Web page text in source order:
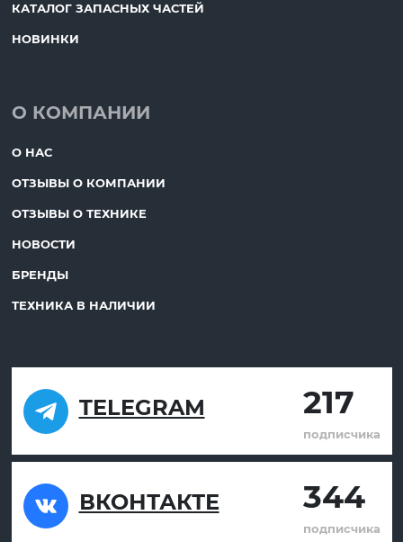
КАТАЛОГ ЗАПАСНЫХ ЧАСТЕЙ
НОВИНКИ
О КОМПАНИИ
О НАС
ОТЗЫВЫ О КОМПАНИИ
ОТЗЫВЫ О ТЕХНИКЕ
НОВОСТИ
БРЕНДЫ
ТЕХНИКА В НАЛИЧИИ
TELEGRAM 217
подписчика
ВКОНТАКТЕ 344
подписчика